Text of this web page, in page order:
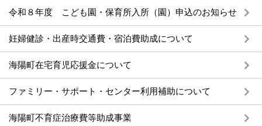
令和８年度 こども園・保育所入所（園）申込のお知らせ
妊婦健診・出産時交通費・宿泊費助成について
海陽町在宅育児応援金について
ファミリー・サポート・センター利用補助について
海陽町不育症治療費等助成事業